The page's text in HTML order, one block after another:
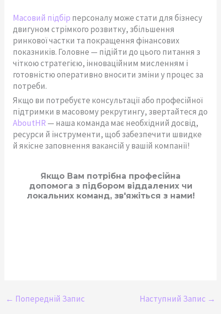
Масовий підбір персоналу може стати для бізнесу
двигуном стрімкого розвитку, збільшення
ринкової частки та покращення фінансових
показників. Головне — підійти до цього питання з
чіткою стратегією, інноваційним мисленням і
готовністю оперативно вносити зміни у процес за
потреби.
Якщо ви потребуєте консультації або професійної
підтримки в масовому рекрутингу, звертайтеся до
AboutHR — наша команда має необхідний досвід,
ресурси й інструменти, щоб забезпечити швидке
й якісне заповнення вакансій у вашій компанії!
Якщо Вам потрібна професійна
допомога з підбором віддалених чи
локальних команд, зв'яжіться з нами!
← Попередній Запис Наступний Запис →